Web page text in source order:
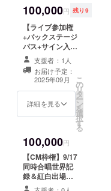
費や滞在費：支
援者様の交通費
や滞在費は各自
でご負担くださ
い。 ※支援者様
との連絡方法：
詳細はメールで
連絡します。 ※
目標金額が集ま
らなかった場
合、自己資金で
補填いたします
実施場所までの
交通費は支援者
でご負担くださ
い。 住所：
464-0003愛知県
名古屋市千種区
新西2-14-10 ラ
イブ日時 2025年
9月17日 18:00
開場予定 場所 名
古屋COMTEC
PORT BASE ※
支援者様の交通
援者様の交通費
や滞在費は各自
でご負担くださ
い。 ※支援者様
との連絡方法：
詳細はメールで
自己資金で補填
いたします
100,000円 残り9
【ライブ参加権
+バックステージ
パス+サイン入り
グッズ】9/17同
時合唱世界記録
＆紅白出場に向
けた決起集会ラ
イブバックス
テージパス付与
イン入りTシャツ
Tシャツ ・サイ
ズ：L ・カ
ラー：ピンク ・
デザイン：プロ
支援者：1人
お届け予定：
2025年09月
詳細を見る
こ
の
リ
タ
ー
ン
を
選
択
す
る
100,000円
【CM枠権】9/17
同時合唱世界記
録＆紅白出場に
向けた決起集会